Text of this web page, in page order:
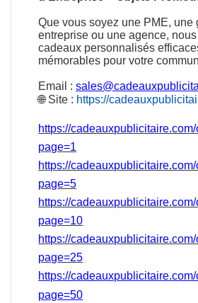
Que vous soyez une PME, une
entreprise ou une agence,
cadeaux personnalisés
mémorables pour votre
Email :
🌐 Site : https://
https://
page=1
https://
page=5
https://
page=10
https://
page=25
https://
page=50